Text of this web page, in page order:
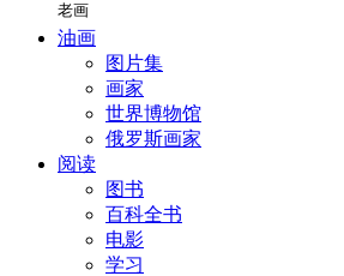
老画
油画
图片集
画家
世界博物馆
俄罗斯画家
阅读
图书
百科全书
电影
学习